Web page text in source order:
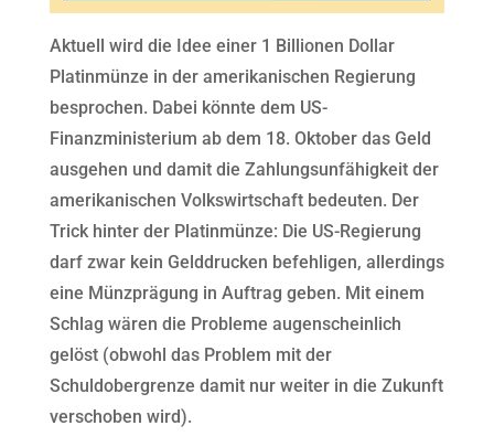
Aktuell wird die Idee einer 1 Billionen Dollar
Platinmünze in der amerikanischen Regierung
besprochen. Dabei könnte dem US-
Finanzministerium ab dem 18. Oktober das Geld
ausgehen und damit die Zahlungsunfähigkeit der
amerikanischen Volkswirtschaft bedeuten. Der
Trick hinter der Platinmünze: Die US-Regierung
darf zwar kein Gelddrucken befehligen, allerdings
eine Münzprägung in Auftrag geben. Mit einem
Schlag wären die Probleme augenscheinlich
gelöst (obwohl das Problem mit der
Schuldobergrenze damit nur weiter in die Zukunft
verschoben wird).